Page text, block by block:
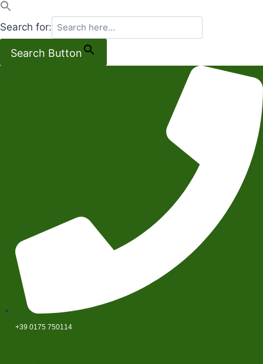
Search for:
Search Button
+39 0175 750114